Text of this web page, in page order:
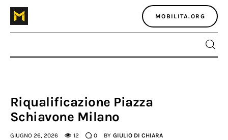
MOBILITA.ORG
Home
Atlante dei masters
Riqualificazione Piazza
Schiavone Milano
GIUGNO 26, 2026 12 0 BY GIULIO DI CHIARA